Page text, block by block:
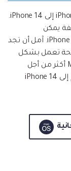
خلاصة ما يتعلق بنقل بيانات WhatsApp من iPhone إلى iPhone 14.
يمكن
استخدامها لنقل WhatsApp من iPhone إلى iPhone 14. آمل أن تجد
تعمل بشكل
مثالي. ومع ذلك ، نوصي باستخدام MobileTrans أكثر من أجل
عملية نقل بيانات أكثر كفاءة من iPhone القديم إلى iPhone 14